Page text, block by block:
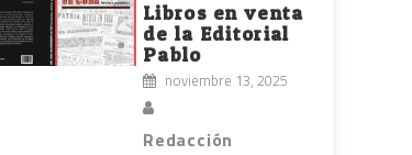
Libros en venta
de la Editorial
Pablo
noviembre 13, 2025
Redacción